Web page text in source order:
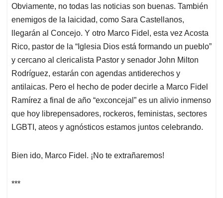
Obviamente, no todas las noticias son buenas. También
enemigos de la laicidad, como Sara Castellanos,
llegarán al Concejo. Y otro Marco Fidel, esta vez Acosta
Rico, pastor de la “Iglesia Dios está formando un pueblo”
y cercano al clericalista Pastor y senador John Milton
Rodríguez, estarán con agendas antiderechos y
antilaicas. Pero el hecho de poder decirle a Marco Fidel
Ramírez a final de año “exconcejal” es un alivio inmenso
que hoy librepensadores, rockeros, feministas, sectores
LGBTI, ateos y agnósticos estamos juntos celebrando.
Bien ido, Marco Fidel. ¡No te extrañaremos!
***